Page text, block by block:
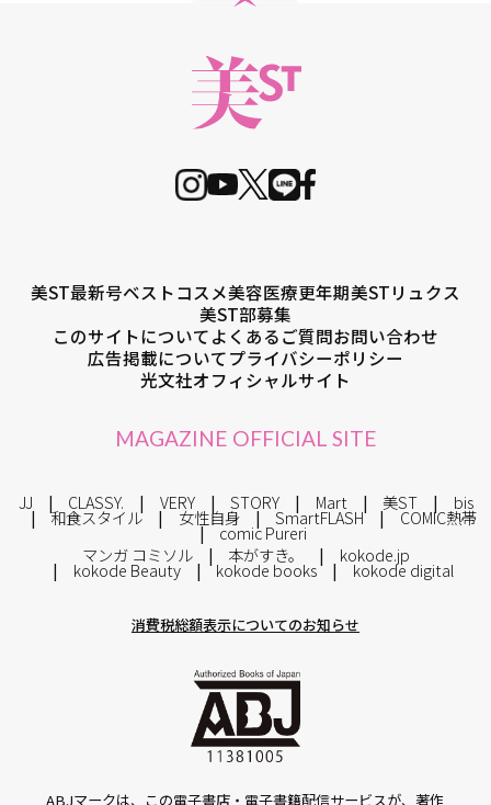
美ST最新号ベストコスメ美容医療更年期美STリュクス
美ST部募集
このサイトについてよくあるご質問お問い合わせ
広告掲載についてプライバシーポリシー
光文社オフィシャルサイト
MAGAZINE OFFICIAL SITE
JJ CLASSY. VERY STORY Mart 美ST bis
和食スタイル 女性自身 SmartFLASH COMIC熱帯
comic Pureri
マンガ コミソル
本がすき。 kokode.jp
kokode Beauty kokode books kokode digital
消費税総額表示についてのお知らせ
ABJマークは、この電子書店・電子書籍配信サービスが、著作